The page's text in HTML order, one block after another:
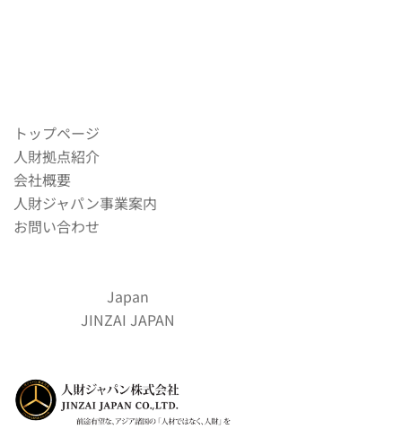
トップページ
人財拠点紹介
会社概要
人財ジャパン事業案内
お問い合わせ
Japan
JINZAI JAPAN